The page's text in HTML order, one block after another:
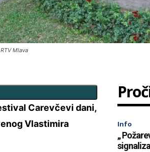
Mlava
Carevčevi dani,
Vlastimira
Info
„